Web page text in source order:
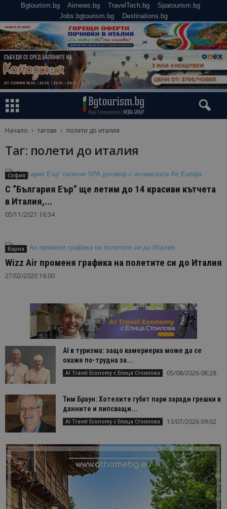
Bgtourism.bg Airnews.bg TravelTech.bg
Spatourism.bg
Jobs.bgtourism.bg
Destinations.bg
Начало тагове полети до италия
Таг: полети до италия
София
С “България Еър” ще летим до 14 красиви кътчета
в Италия,...
05/11/2021 16:34
Варна
Wizz Air променя графика на полетите си до Италия
27/02/2020 16:00
AI в туризма: защо камериерка може да се
окаже по-трудна за...
AI Travel Economy с Елица Стоилова 05/08/2026 08:28
Тим Браун: Хотелите губят пари заради грешки в
данните и липсващи...
AI Travel Economy с Елица Стоилова 13/07/2026 09:02